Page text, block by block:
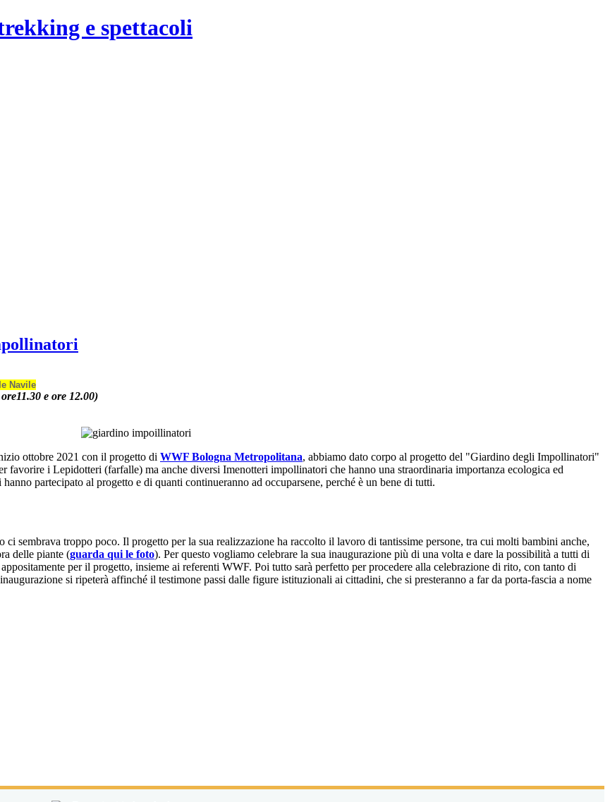
Navile
e ore 12.00)
ottobre 2021 con il progetto di WWF Bologna Metropolitana, abbiamo dato corpo al progetto del "Giardino degli Impollinatori"
favorire i Lepidotteri (farfalle) ma anche diversi Imenotteri impollinatori che hanno una straordinaria importanza ecologica ed
partecipato al progetto e di quanti continueranno ad occuparsene, perché è un bene di tutti.
sembrava troppo poco. Il progetto per la sua realizzazione ha raccolto il lavoro di tantissime persone, tra cui molti bambini anche,
delle piante (guarda qui le foto). Per questo vogliamo celebrare la sua inaugurazione più di una volta e dare la possibilità a tutti di
per il progetto, insieme ai referenti WWF. Poi tutto sarà perfetto per procedere alla celebrazione di rito, con tanto di
si ripeterà affinché il testimone passi dalle figure istituzionali ai cittadini, che si presteranno a far da porta-fascia a nome